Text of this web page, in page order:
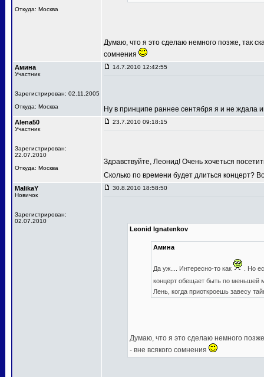
Откуда: Москва
Думаю, что я это сделаю немного позже, так
сомнения
Амина
Участник
Зарегистрирован: 02.11.2005
Откуда: Москва
14.7.2010 12:42:55
Ну в принципе раннее сентября я и не
Alena50
Участник
Зарегистрирован:
22.07.2010
Откуда: Москва
23.7.2010 09:18:15
Здравствуйте, Леонид! Очень хочеться
Сколько по времени будет длиться концерт?
MalikaY
Новичок
Зарегистрирован:
02.07.2010
30.8.2010 18:58:50
Leonid Ignatenkov
Амина
Да уж.... Интересно-то как
. Но
концерт обещает быть по меньшей
Лень, когда приоткроешь завесу
Думаю, что я это сделаю немного
- вне всякого сомнения